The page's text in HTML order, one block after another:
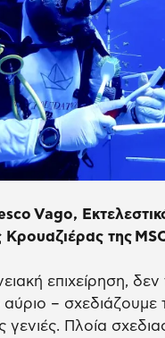
Vago,
Κρουαζιέρας της
επιχείρηση,
– σχεδιάζουμε
γενιές. Πλοία